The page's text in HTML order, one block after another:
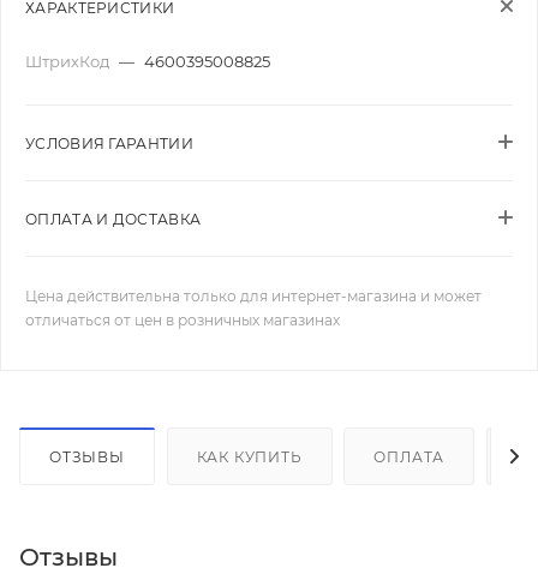
ХАРАКТЕРИСТИКИ
ШтрихКод — 4600395008825
УСЛОВИЯ ГАРАНТИИ
ОПЛАТА И ДОСТАВКА
Цена действительна только для интернет-магазина и может
отличаться от цен в розничных магазинах
ОТЗЫВЫ КАК КУПИТЬ ОПЛАТА
Отзывы